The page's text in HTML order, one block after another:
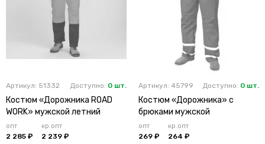
Артикул: 51332 Доступно: 0 шт.
Костюм «Дорожника ROAD
WORK» мужской летний
оранжевый
опт
2 285 ₽
кр.опт
2 239 ₽
Артикул: 45799 Доступно: 0 шт.
Костюм «Дорожника» с
брюками мужской
васильковый
опт
269 ₽
кр.опт
264 ₽